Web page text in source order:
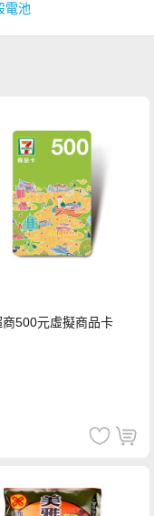
電池
商500元虛擬商品卡